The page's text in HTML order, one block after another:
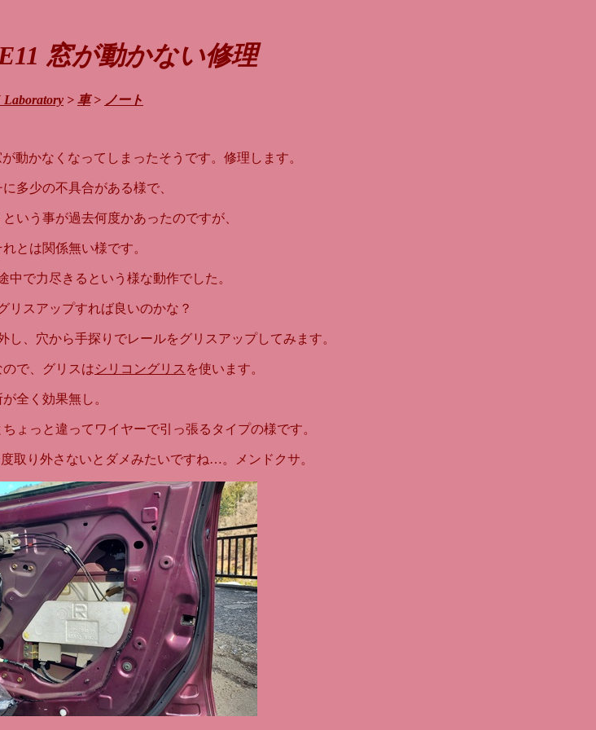
窓が動かない修理
> 車> ノート
動かなくなってしまったそうです。修理します。
多少の不具合がある様で、
いう事が過去何度かあったのですが、
とは関係無い様です。
中で力尽きるという様な動作でした。
リスアップすれば良いのかな？
し、穴から手探りでレールをグリスアップしてみます。
で、グリスはシリコングリス を使います。
が全く効果無し。
ちょっと違ってワイヤーで引っ張るタイプの様です。
取り外さないとダメみたいですね…。メンドクサ。